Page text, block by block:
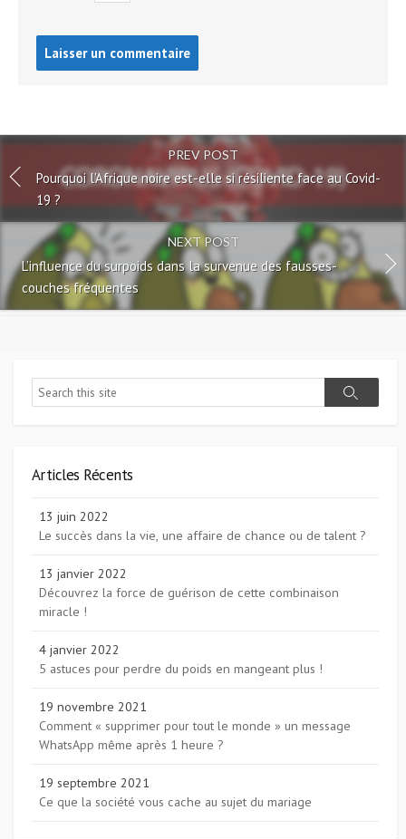
PREV POST
Pourquoi l’Afrique noire est-elle si résiliente face au Covid-
19 ?
NEXT POST
L’influence du surpoids dans la survenue des fausses-
couches fréquentes
Search
Search
Articles Récents
13 juin 2022
Le succès dans la vie, une affaire de chance ou de talent ?
13 janvier 2022
Découvrez la force de guérison de cette combinaison
miracle !
4 janvier 2022
5 astuces pour perdre du poids en mangeant plus !
19 novembre 2021
Comment « supprimer pour tout le monde » un message
WhatsApp même après 1 heure ?
19 septembre 2021
Ce que la société vous cache au sujet du mariage